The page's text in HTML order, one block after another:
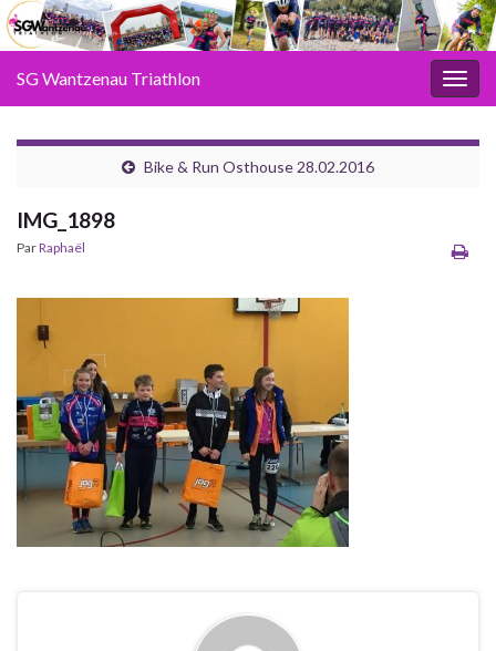
SG Wantzenau Triathlon
Bike & Run Osthouse 28.02.2016
IMG_1898
ParRaphaël